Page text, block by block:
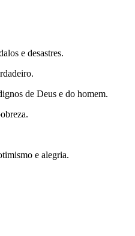
e desastres.
de Deus e do homem.
e alegria.